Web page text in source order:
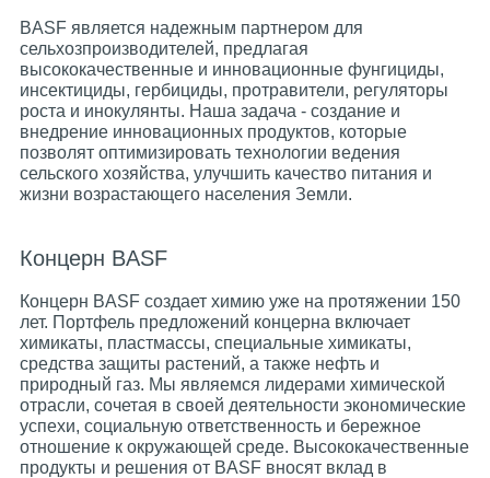
BASF является надежным партнером для
сельхозпроизводителей, предлагая
высококачественные и инновационные фунгициды,
инсектициды, гербициды, протравители, регуляторы
роста и инокулянты. Наша задача - создание и
внедрение инновационных продуктов, которые
позволят оптимизировать технологии ведения
сельского хозяйства, улучшить качество питания и
жизни возрастающего населения Земли.
Концерн BASF
Концерн BASF создает химию уже на протяжении 150
лет. Портфель предложений концерна включает
химикаты, пластмассы, специальные химикаты,
средства защиты растений, а также нефть и
природный газ. Мы являемся лидерами химической
отрасли, сочетая в своей деятельности экономические
успехи, социальную ответственность и бережное
отношение к окружающей среде. Высококачественные
продукты и решения от BASF вносят вклад в